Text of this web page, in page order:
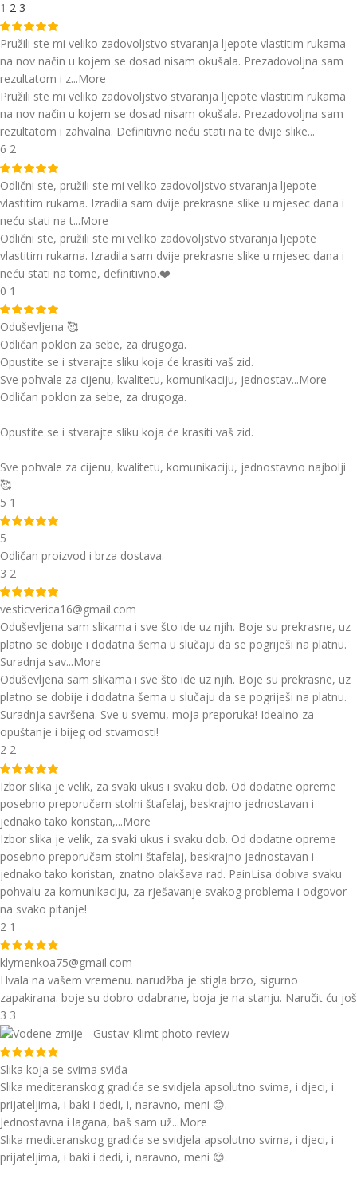
1 2 3
Pružili ste mi veliko zadovoljstvo stvaranja ljepote vlastitim rukama
na nov način u kojem se dosad nisam okušala. Prezadovoljna sam
rezultatom i z...More
Pružili ste mi veliko zadovoljstvo stvaranja ljepote vlastitim rukama
na nov način u kojem se dosad nisam okušala. Prezadovoljna sam
rezultatom i zahvalna. Definitivno neću stati na te dvije slike...
6 2
Odlični ste, pružili ste mi veliko zadovoljstvo stvaranja ljepote
vlastitim rukama. Izradila sam dvije prekrasne slike u mjesec dana i
neću stati na t...More
Odlični ste, pružili ste mi veliko zadovoljstvo stvaranja ljepote
vlastitim rukama. Izradila sam dvije prekrasne slike u mjesec dana i
neću stati na tome, definitivno.❤️
0 1
Oduševljena 🥰
Odličan poklon za sebe, za drugoga.
Opustite se i stvarajte sliku koja će krasiti vaš zid.
Sve pohvale za cijenu, kvalitetu, komunikaciju, jednostav...More
Odličan poklon za sebe, za drugoga.
Opustite se i stvarajte sliku koja će krasiti vaš zid.
Sve pohvale za cijenu, kvalitetu, komunikaciju, jednostavno najbolji
🥰
5 1
5
Odličan proizvod i brza dostava.
3 2
vesticverica16@gmail.com
Oduševljena sam slikama i sve što ide uz njih. Boje su prekrasne, uz
platno se dobije i dodatna šema u slučaju da se pogriješi na platnu.
Suradnja sav...More
Oduševljena sam slikama i sve što ide uz njih. Boje su prekrasne, uz
platno se dobije i dodatna šema u slučaju da se pogriješi na platnu.
Suradnja savršena. Sve u svemu, moja preporuka! Idealno za
opuštanje i bijeg od stvarnosti!
2 2
Izbor slika je velik, za svaki ukus i svaku dob. Od dodatne opreme
posebno preporučam stolni štafelaj, beskrajno jednostavan i
jednako tako koristan,...More
Izbor slika je velik, za svaki ukus i svaku dob. Od dodatne opreme
posebno preporučam stolni štafelaj, beskrajno jednostavan i
jednako tako koristan, znatno olakšava rad. PainLisa dobiva svaku
pohvalu za komunikaciju, za rješavanje svakog problema i odgovor
na svako pitanje!
2 1
klymenkoa75@gmail.com
Hvala na vašem vremenu. narudžba je stigla brzo, sigurno
zapakirana. boje su dobro odabrane, boja je na stanju. Naručit ću još
3 3
Slika koja se svima sviđa
Slika mediteranskog gradića se svidjela apsolutno svima, i djeci, i
prijateljima, i baki i dedi, i, naravno, meni 😊.
Jednostavna i lagana, baš sam už...More
Slika mediteranskog gradića se svidjela apsolutno svima, i djeci, i
prijateljima, i baki i dedi, i, naravno, meni 😊.